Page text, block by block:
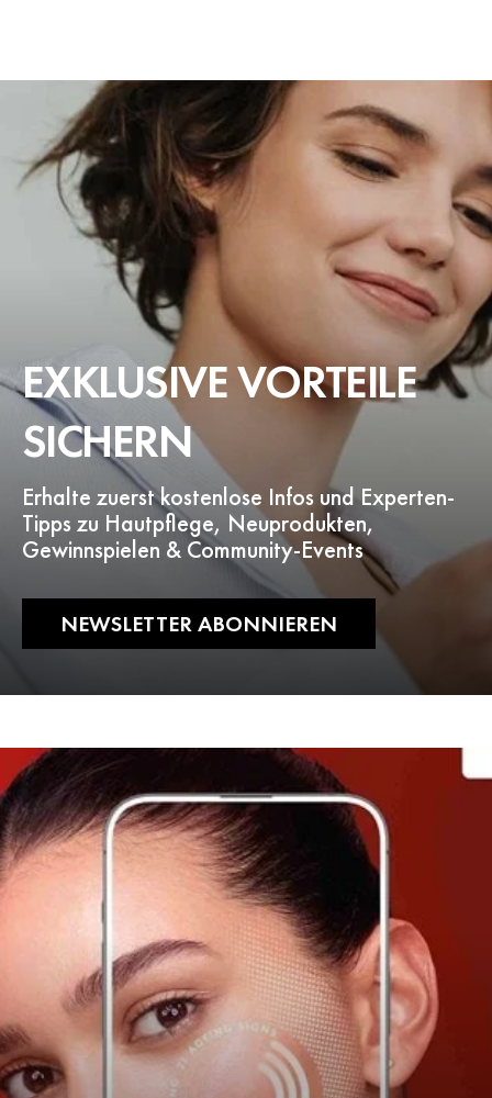
EXKLUSIVE VORTEILE
SICHERN
Erhalte zuerst kostenlose Infos und Experten-
Tipps zu Hautpflege, Neuprodukten,
Gewinnspielen & Community-Events
NEWSLETTER ABONNIEREN